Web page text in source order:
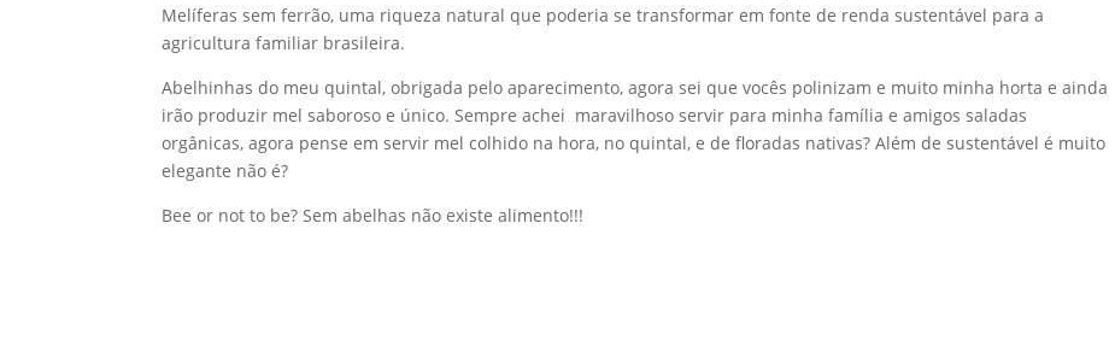
Melíferas sem ferrão, uma riqueza natural que poderia se transformar em fonte de renda sustentável para a
agricultura familiar brasileira.
Abelhinhas do meu quintal, obrigada pelo aparecimento, agora sei que vocês polinizam e muito minha horta e ainda
irão produzir mel saboroso e único. Sempre achei maravilhoso servir para minha família e amigos saladas
orgânicas, agora pense em servir mel colhido na hora, no quintal, e de floradas nativas? Além de sustentável é muito
elegante não é?
Bee or not to be? Sem abelhas não existe alimento!!!